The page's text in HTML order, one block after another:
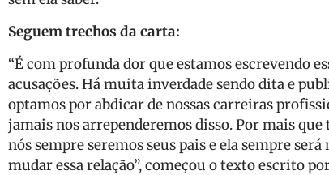
Seguem trechos da carta:
“É com profunda dor que estamos escrevendo
acusações. Há muita inverdade sendo dita e
optamos por abdicar de nossas carreiras
jamais nos arrependeremos disso. Por mais
nós sempre seremos seus pais e ela sempre
mudar essa relação”, começou o texto escrito